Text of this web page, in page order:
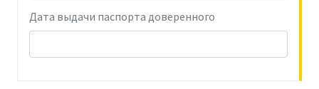
Дата выдачи паспорта доверенного